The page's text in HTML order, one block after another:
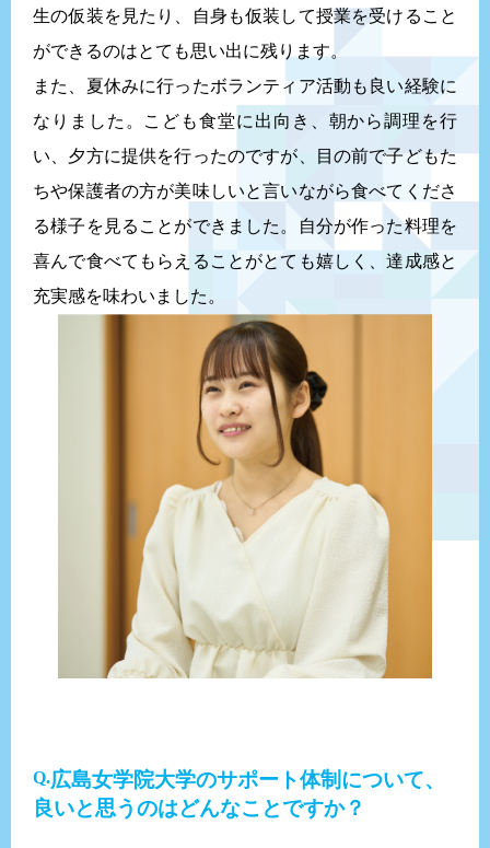
生の仮装を見たり、自身も仮装して授業を受けること
ができるのはとても思い出に残ります。
また、夏休みに行ったボランティア活動も良い経験に
なりました。こども食堂に出向き、朝から調理を行
い、夕方に提供を行ったのですが、目の前で子どもた
ちや保護者の方が美味しいと言いながら食べてくださ
る様子を見ることができました。自分が作った料理を
喜んで食べてもらえることがとても嬉しく、達成感と
充実感を味わいました。
広島女学院大学のサポート体制について、
良いと思うのはどんなことですか？